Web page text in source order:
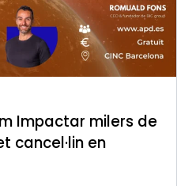
Impactar milers de
cancel·lin en